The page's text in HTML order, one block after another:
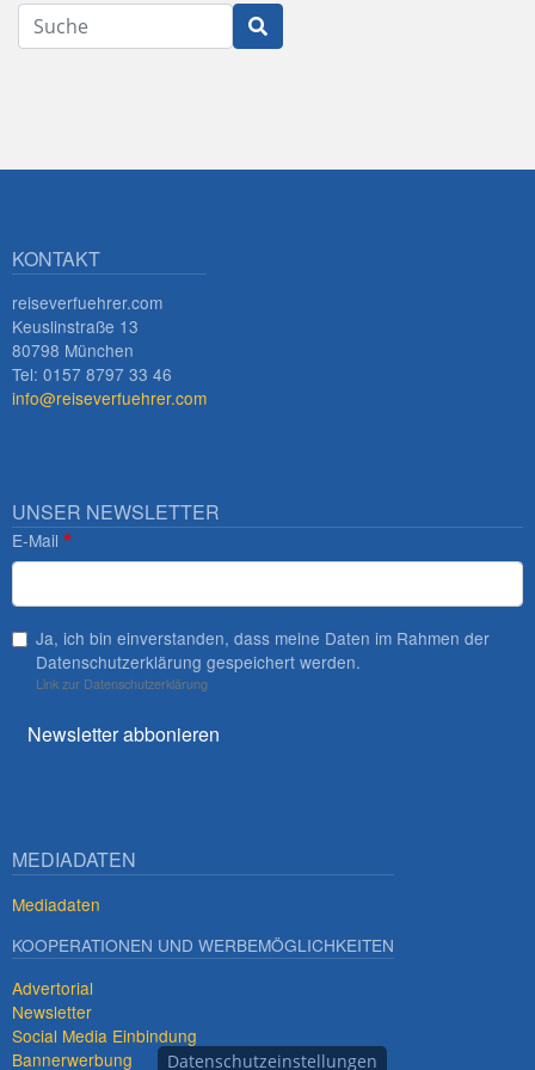
Innsbruck
Suche
KONTAKT
reiseverfuehrer.com
Keuslinstraße 13
80798 München
Tel: 0157 8797 33 46
info@reiseverfuehrer.com
UNSER NEWSLETTER
E-Mail
Ja, ich bin einverstanden, dass meine Daten im Rahmen der
Datenschutzerklärung gespeichert werden.
Link zur Datenschutzerklärung
Newsletter abbonieren
MEDIADATEN
Mediadaten
KOOPERATIONEN UND WERBEMÖGLICHKEITEN
Advertorial
Newsletter
Social Media Einbindung
Bannerwerbung
Datenschutzeinstellungen